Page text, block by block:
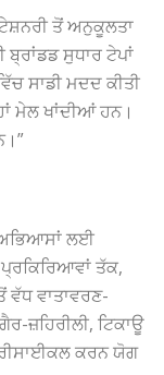
ਤੋਂ ਅਨੁਕੂਲਤਾ
ਬ੍ਰਾਂਡਡ ਸੁਧਾਰ ਟੇਪਾਂ
ਸਾਡੀ ਮਦਦ ਕੀਤੀ
ਮੇਲ ਖਾਂਦੀਆਂ ਹਨ।
ਅਭਿਆਸਾਂ ਲਈ
ਤੱਕ,
ਵੱਧ ਵਾਤਾਵਰਣ-
ਜ਼ਹਿਰੀਲੀ, ਟਿਕਾਊ
ਕਰਨ ਯੋਗ